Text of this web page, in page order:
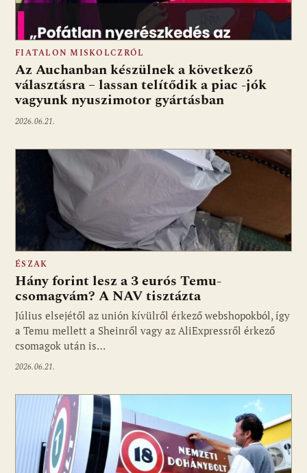
FIATALON MISKOLCZRÓL
Az Auchanban készülnek a következő
választásra – lassan telítődik a piac -jók
vagyunk nyuszimotor gyártásban
2026.06.21.
ÉSZAK
Hány forint lesz a 3 eurós Temu-
csomagvám? A NAV tisztázta
Július elsejétől az unión kívülről érkező webshopokból, így
a Temu mellett a Sheinről vagy az AliExpressről érkező
csomagok után is…
2026.06.21.